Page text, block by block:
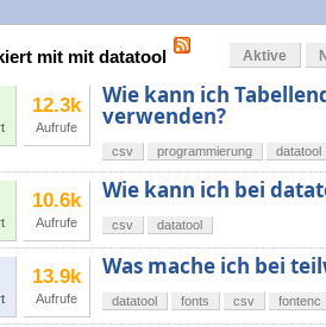
mit mit datatool Aktive
12.3k
Aufrufe
Wie kann ich
verwenden?
csv programmierung datatool
10.6k
Aufrufe
Wie kann ich bei
csv datatool
13.9k
Aufrufe
Was mache ich bei
datatool fonts csv fontenc